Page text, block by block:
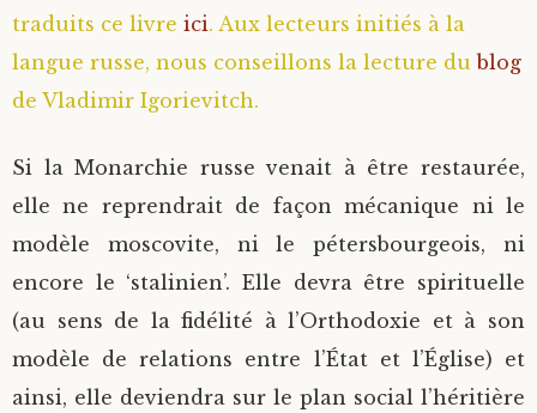
traduits ce livre ici. Aux lecteurs initiés à la
langue russe, nous conseillons la lecture dublog
de Vladimir Igorievitch.
Si la Monarchie russe venait à être restaurée,
elle ne reprendrait de façon mécanique ni le
modèle moscovite, ni le pétersbourgeois, ni
encore le ‘stalinien’. Elle devra être spirituelle
(au sens de la fidélité à l’Orthodoxie et à son
modèle de relations entre l’État et l’Église) et
ainsi, elle deviendra sur le plan social l’héritière